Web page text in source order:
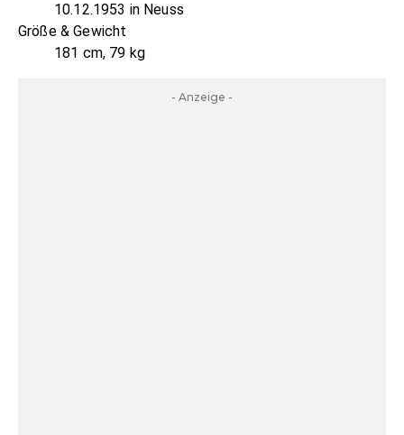
10.12.1953 in Neuss
Größe & Gewicht
181 cm, 79 kg
- Anzeige -